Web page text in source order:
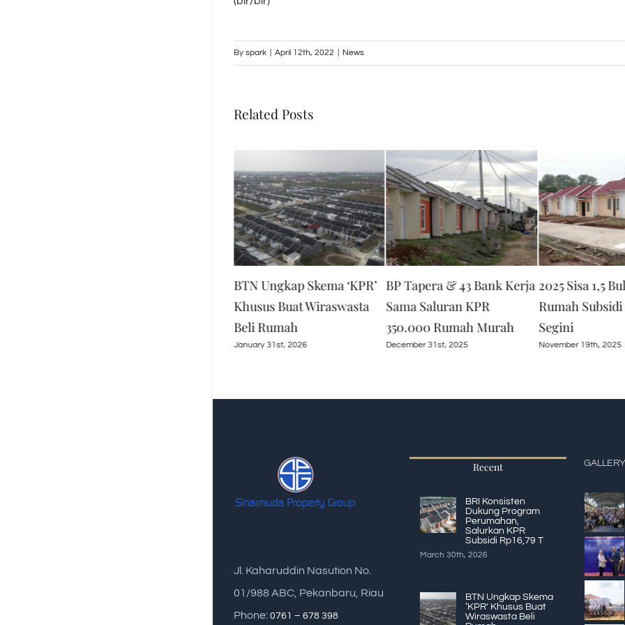
By spark April 12th, 2022 News
Related Posts
BTN Ungkap Skema ‘KPR’
Khusus Buat Wiraswasta
Beli Rumah
January 31st, 2026
BP Tapera & 43 Bank Kerja
Sama Saluran KPR
350.000 Rumah Murah
December 31st, 2025
2025 Sisa 1,5
Rumah
Segini
November 19th, 2025
Jl. Kaharuddin Nasution No.
01/988 ABC, Pekanbaru, Riau
Phone: 0761 – 678 398
Recent
BRI Konsisten
Dukung Program
Perumahan,
Salurkan KPR
Subsidi Rp16,79 T
March 30th, 2026
BTN Ungkap Skema
‘KPR’ Khusus Buat
Wiraswasta Beli
GALLERY